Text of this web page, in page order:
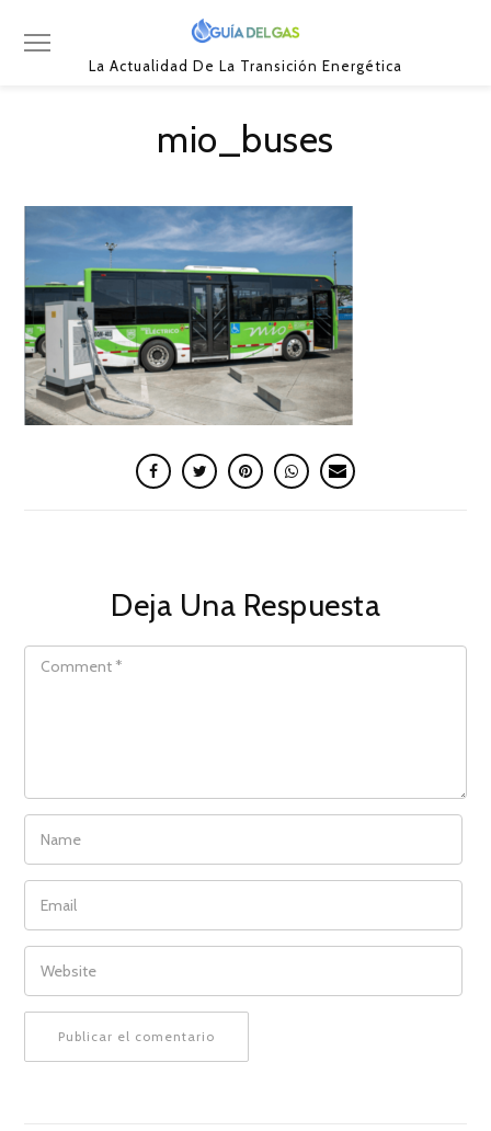
La Actualidad De La Transición Energética
mio_buses
Deja Una Respuesta
COMMENT
NAME
EMAIL
WEBSITE